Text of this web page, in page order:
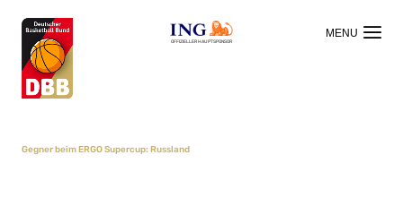
OFFIZIELLER HAUPTSPONSOR
Gegner beim ERGO Supercup: Russland